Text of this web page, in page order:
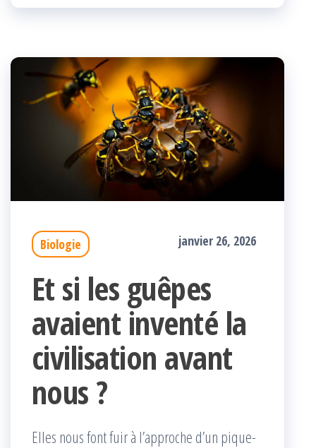
Biologie janvier 26, 2026
Et si les guêpes
avaient inventé la
civilisation avant
nous ?
Elles nous font fuir à l’approche d’un pique-